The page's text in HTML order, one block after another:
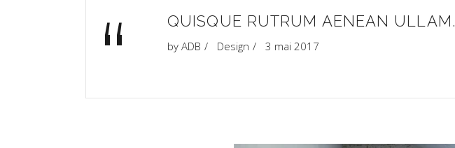
“ QUISQUE RUTRUM AENEAN ULLAM.
by ADB Design 3 mai 2017